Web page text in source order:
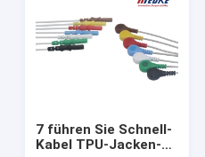
7 führen Sie Schnell-
Kabel TPU-Jacken-